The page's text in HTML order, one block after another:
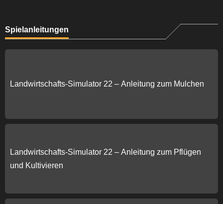
Spielanleitungen
Landwirtschafts-Simulator 22 – Anleitung zum Mulchen
Landwirtschafts-Simulator 22 – Anleitung zum Pflügen
und Kultivieren